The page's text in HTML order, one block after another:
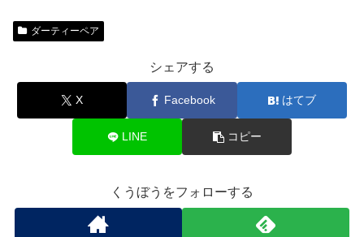
ダーティーペア
シェアする
X Facebook はてブ
LINE コピー
くうぼうをフォローする